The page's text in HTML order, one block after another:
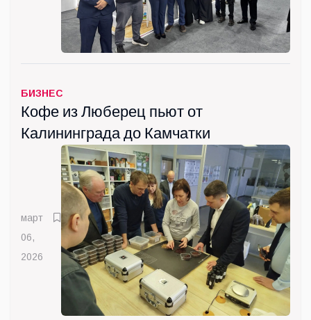
БИЗНЕС
Кофе из Люберец пьют от
Калининграда до Камчатки
март
06,
2026